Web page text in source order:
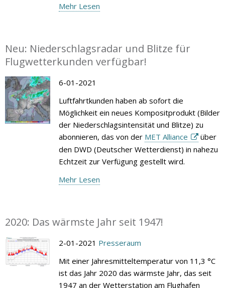
Mehr Lesen
Neu: Niederschlagsradar und Blitze für
Flugwetterkunden verfügbar!
6-01-2021
Luftfahrtkunden haben ab sofort die
Möglichkeit ein neues Kompositprodukt (Bilder
der Niederschlagsintensität und Blitze) zu
abonnieren, das von der MET Alliance
über
den DWD (Deutscher Wetterdienst) in nahezu
Echtzeit zur Verfügung gestellt wird.
Mehr Lesen
2020: Das wärmste Jahr seit 1947!
2-01-2021 Presseraum
Mit einer Jahresmitteltemperatur von 11,3 °C
ist das Jahr 2020 das wärmste Jahr, das seit
1947 an der Wetterstation am Flughafen